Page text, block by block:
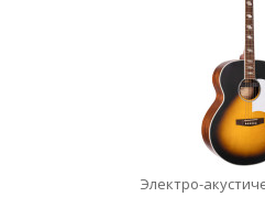
Электро-